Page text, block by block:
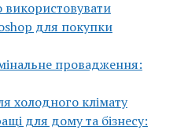
використовувати
для покупки
провадження:
холодного клімату
для дому та бізнесу: